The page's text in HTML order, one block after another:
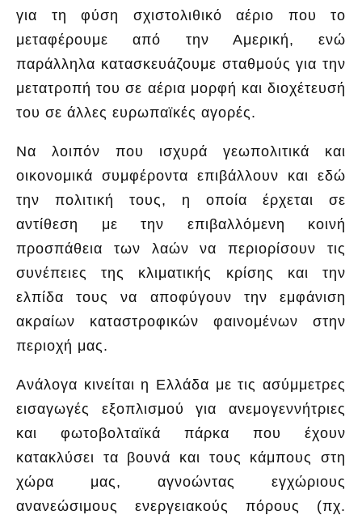
για τη φύση σχιστολιθικό αέριο που το
μεταφέρουμε από την Αμερική, ενώ
παράλληλα κατασκευάζουμε σταθμούς για την
μετατροπή του σε αέρια μορφή και διοχέτευσή
του σε άλλες ευρωπαϊκές αγορές.
Να λοιπόν που ισχυρά γεωπολιτικά και
οικονομικά συμφέροντα επιβάλλουν και εδώ
την πολιτική τους, η οποία έρχεται σε
αντίθεση με την επιβαλλόμενη κοινή
προσπάθεια των λαών να περιορίσουν τις
συνέπειες της κλιματικής κρίσης και την
ελπίδα τους να αποφύγουν την εμφάνιση
ακραίων καταστροφικών φαινομένων στην
περιοχή μας.
Ανάλογα κινείται η Ελλάδα με τις ασύμμετρες
εισαγωγές εξοπλισμού για ανεμογεννήτριες
και φωτοβολταϊκά πάρκα που έχουν
κατακλύσει τα βουνά και τους κάμπους στη
χώρα μας, αγνοώντας εγχώριους
ανανεώσιμους ενεργειακούς πόρους (πχ.